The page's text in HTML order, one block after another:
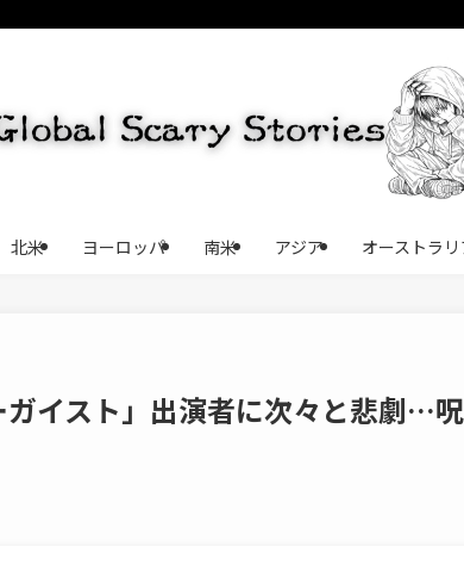
北米 ヨーロッパ 南米 アジア オーストラリ
ガイスト」出演者に次々と悲劇…